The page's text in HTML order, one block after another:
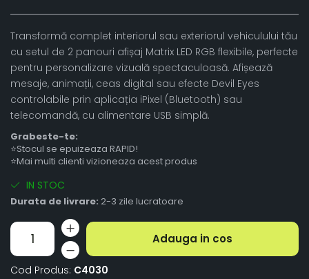
Transformă complet interiorul sau exteriorul vehiculului tău
cu setul de 2 panouri afișaj Matrix LED RGB flexibile, perfecte
pentru personalizare vizuală spectaculoasă. Afișează
mesaje, animații, ceas digital sau efecte Devil Eyes
controlabile prin aplicația iPixel (Bluetooth) sau
telecomandă, cu alimentare USB simplă.
Grabeste-te:
⭐Stocul se epuizeaza RAPID!
⭐Mai multi clienti vizioneaza acest produs
IN STOC
Durata de livrare: 2-3 zile lucratoare
Adauga in cos
Cod Produs: C4030